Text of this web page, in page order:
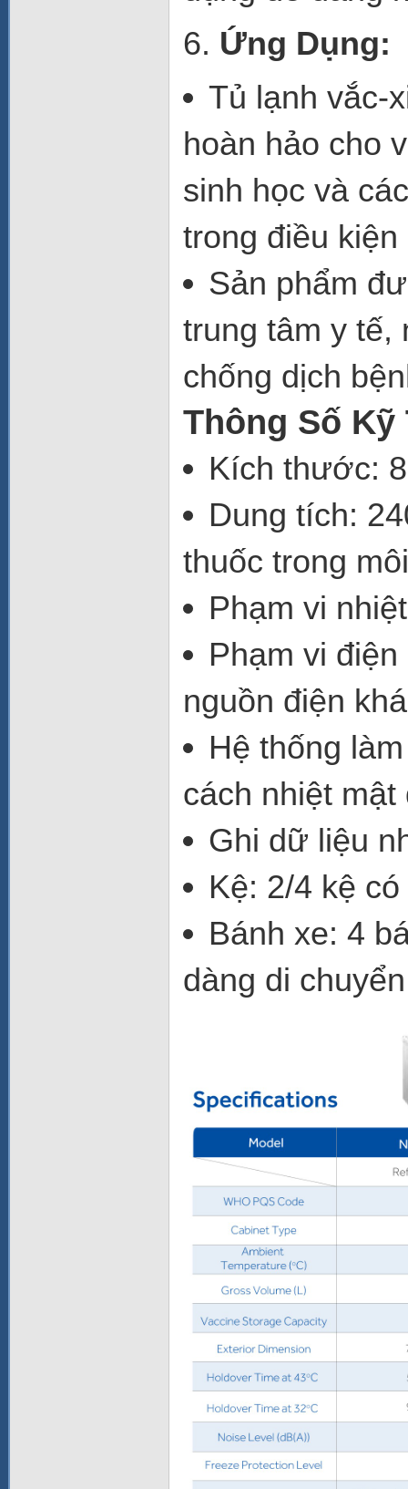
6. Ứng Dụng:
Tủ lạnh vắc-
hoàn hảo cho
sinh học và
trong điều kiện
Sản phẩm
trung tâm y tế,
chống dịch
Thông Số Kỹ
Kích thước:
Dung tích:
thuốc trong
Phạm vi
Phạm vi điện
nguồn điện
Hệ thống
cách nhiệt mật
Ghi dữ liệu
Kệ: 2/4 kệ
Bánh xe: 4
dàng di